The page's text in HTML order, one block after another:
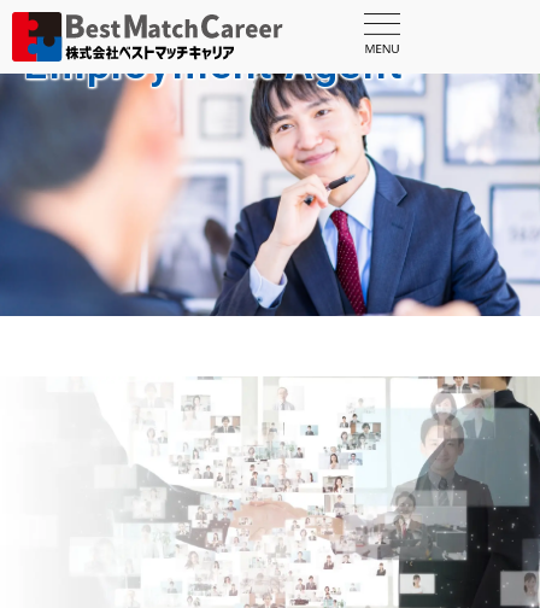
人材紹介事業
Employment Agent